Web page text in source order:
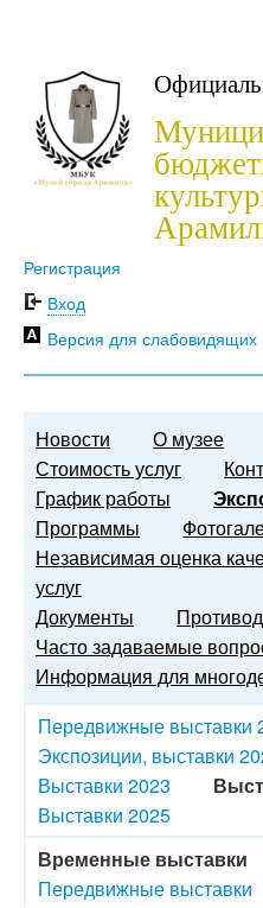
Регистрация
Вход
Версия для слабовидящих
Новости О музее
Стоимость услуг
График работы
Программы
Независимая оценка
услуг
Документы
Часто задаваемые
Информация для
Передвижные выставки
Экспозиции, выставки
Выставки 2023
Выставки 2025
Временные выставки
Передвижные выставки